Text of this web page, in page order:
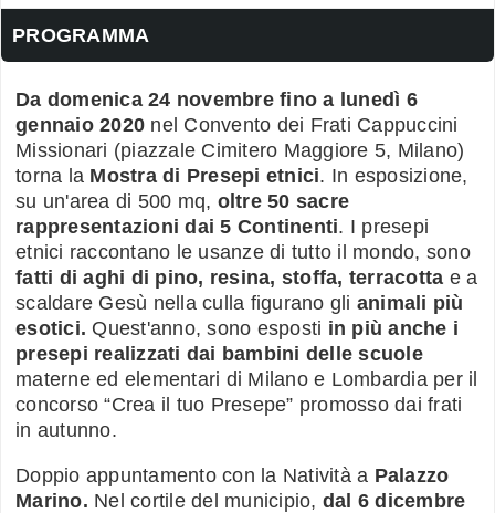
PROGRAMMA
Da domenica 24 novembre fino a lunedì 6
gennaio 2020 nel Convento dei Frati Cappuccini
Missionari (piazzale Cimitero Maggiore 5, Milano)
torna la Mostra di Presepi etnici. In esposizione,
su un'area di 500 mq, oltre 50 sacre
rappresentazioni dai 5 Continenti. I presepi
etnici raccontano le usanze di tutto il mondo, sono
fatti di aghi di pino, resina, stoffa, terracotta e a
scaldare Gesù nella culla figurano gli animali più
esotici. Quest'anno, sono esposti in più anche i
presepi realizzati dai bambini delle scuole
materne ed elementari di Milano e Lombardia per il
concorso “Crea il tuo Presepe” promosso dai frati
in autunno.
Doppio appuntamento con la Natività a Palazzo
Marino. Nel cortile del municipio, dal 6 dicembre